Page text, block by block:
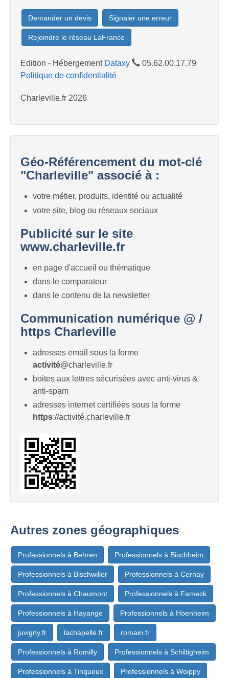
Demander un devis Signaler une erreur
Rejoindre le réseau LaFrance
Edition - Hébergement Dataxy
05.62.00.17.79
Politique de confidentialité
Charleville.fr 2026
Géo-Référencement du mot-clé
"Charleville" associé à :
votre métier, produits, identité ou actualité
votre site, blog ou réseaux sociaux
Publicité sur le site
www.charleville.fr
en page d'accueil ou thématique
dans le comparateur
dans le contenu de la newsletter
Communication numérique @ /
https Charleville
adresses email sous la forme
activité@charleville.fr
boites aux lettres sécurisées avec anti-virus &
anti-spam
adresses internet certifiées sous la forme
https://activité.charleville.fr
Autres zones géographiques
Professionnels à Behren Professionnels à Bischheim
Professionnels à Bischwiller Professionnels à Cernay
Professionnels à Chaumont Professionnels à Fameck
Professionnels à Hayange Professionnels à Hoenheim
juvigny.fr lachapelle.fr romain.fr
Professionnels à Romilly Professionnels à Schiltigheim
Professionnels à Tinqueux Professionnels à Woippy